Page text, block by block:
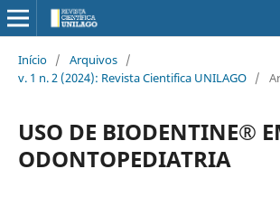
Início / Arquivos /
v. 1 n. 2 (2024): Revista Cientifica UNILAGO /
USO DE BIODENTINE®
ODONTOPEDIATRIA